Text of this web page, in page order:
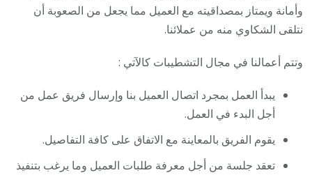
وأمانة ويمتاز بمصداقيته مع العميل مما يجعل من الصعوبة أن
نتلقى الشكاوي منه من عملائنا.
وتتم أعمالنا في مجال التشطيبات كالآتي :
يبدأ العمل بمجرد اتصال العميل بنا وإرسال فريق عمل من
أجل البدء في العمل.
يقوم الفريق بالمعاينة مع الاتفاق على كافة التفاصيل.
تعقد جلسة من أجل معرفة طلبات العميل وما يرغب بتنفيذ